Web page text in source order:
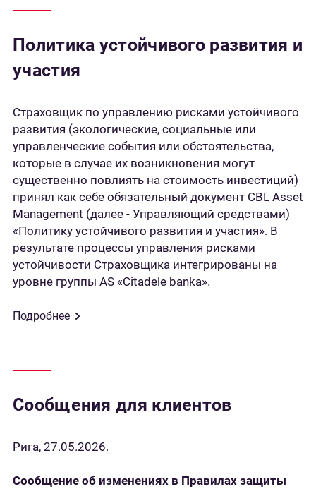
Политика устойчивого развития и
участия
Страховщик по управлению рисками устойчивого
развития (экологические, социальные или
управленческие события или обстоятельства,
которые в случае их возникновения могут
существенно повлиять на стоимость инвестиций)
принял как себе обязательный документ CBL Asset
Management (далее - Управляющий средствами)
«Политику устойчивого развития и участия». В
результате процессы управления рисками
устойчивости Страховщика интегрированы на
уровне группы AS «Citadele banka».
Подробнее
Сообщения для клиентов
Рига, 27.05.2026.
Сообщение об изменениях в Правилах защиты